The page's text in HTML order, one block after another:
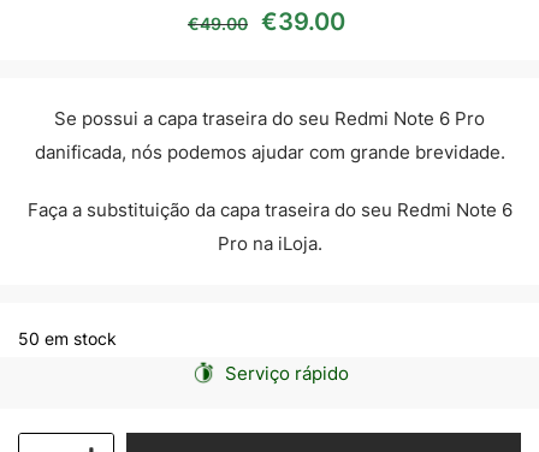
€49.00 O preço original era:
€39.00
Se possui a capa traseira do seu Redmi Note 6 Pro
danificada, nós podemos ajudar com grande brevidade.
Faça a substituição da capa traseira do seu Redmi Note 6
Pro na iLoja.
50 em stock
Serviço rápido